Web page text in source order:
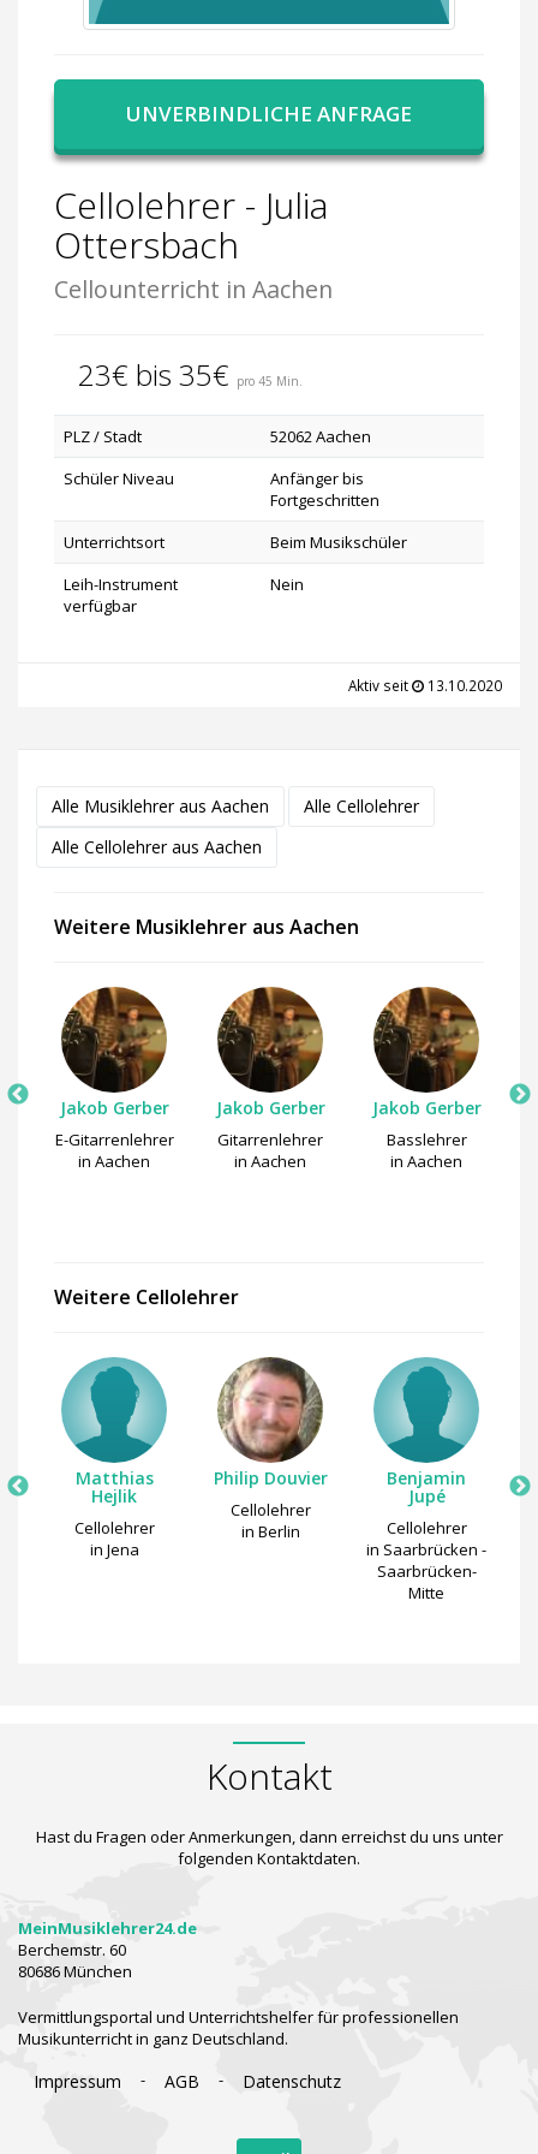
UNVERBINDLICHE ANFRAGE
Cellolehrer - Julia
Ottersbach
Cellounterricht in Aachen
23€ bis 35€ pro 45 Min.
PLZ / Stadt
52062 Aachen
Schüler Niveau
Anfänger bis
Fortgeschritten
Unterrichtsort
Beim Musikschüler
Leih-Instrument
verfügbar
Nein
Aktiv seit 13.10.2020
Alle Musiklehrer aus Aachen
Alle Cellolehrer
Alle Cellolehrer aus Aachen
Weitere Musiklehrer aus Aachen
Jakob Gerber
E-Gitarrenlehrer
in Aachen
Jakob Gerber
Gitarrenlehrer
in Aachen
Jakob Gerber
Basslehrer
in Aachen
Weitere Cellolehrer
Matthias
Hejlik
Cellolehrer
in Jena
Philip Douvier
Cellolehrer
in Berlin
Benjamin
Jupé
Cellolehrer
in Saarbrücken -
Saarbrücken-
Mitte
Kontakt
Hast du Fragen oder Anmerkungen, dann erreichst du uns unter
folgenden Kontaktdaten.
MeinMusiklehrer24.de
Berchemstr. 60
80686 München
Vermittlungsportal und Unterrichtshelfer für professionellen
Musikunterricht in ganz Deutschland.
Impressum - AGB - Datenschutz